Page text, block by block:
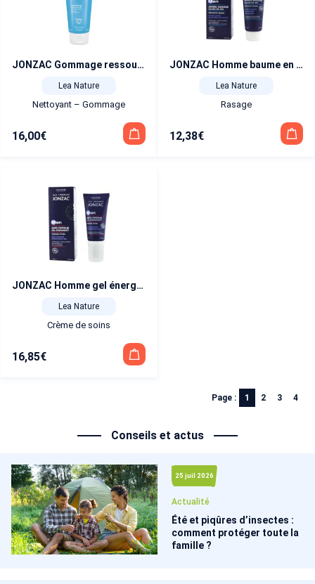
JONZAC Gommage ressourçant corps Bio 200 ml
Lea Nature
Nettoyant – Gommage
16,00€
JONZAC Homme baume en gel après-rasage BIO 50 ml
Lea Nature
Rasage
12,38€
JONZAC Homme gel énergisant anti-fatigue BIO 50 ml
Lea Nature
Crème de soins
16,85€
Page : 1 2 3 4
Conseils et actus
25 juil 2026
Actualité
Été et piqûres d’insectes :
comment protéger toute la
famille ?